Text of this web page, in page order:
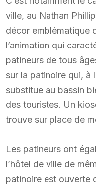
ville, au Nathan
décor emblématique
l’animation qui
patineurs de tous
sur la patinoire qui, à
substitue au bassin
des touristes. Un
trouve sur place de
Les patineurs ont
l’hôtel de ville de
patinoire est ouverte